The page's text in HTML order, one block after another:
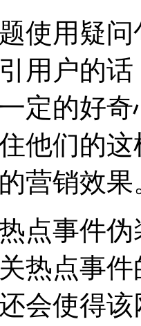
用疑问
用户的
定的好
他们的
营销效果
事件伪
热点事
会使得